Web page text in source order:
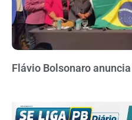
Flávio Bolsonaro